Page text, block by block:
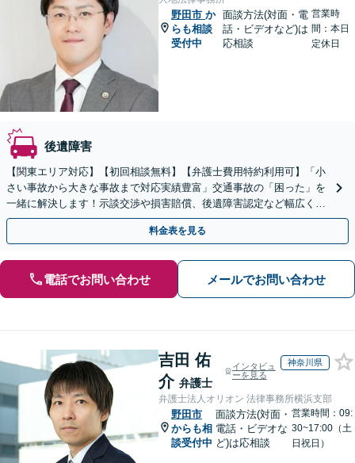
野田市 か
らも相談
受付中
面談方法(対面・電
話・ビデオなど)は
応相談
営業時
間：本日
定休日
後遺障害
【関東エリア対応】【初回相談無料】【弁護士費用特約利用可】「小
さい事故から大きな事故まで対応実績豊富」交通事故の「困った」を
一緒に解決します！示談交渉や損害賠償、後遺障害認定など幅広く
「不安な気持ちに寄り添ったサポート」【休日・夜間相談可】
料金表を見る
電話でお問い合わせ メールでお問い合わせ
吉田 佑
介 弁護士
インタビュ
ーを見る
神奈川県
弁護士法人オリオン 法律事務所横浜支部
野田市
からも相
談受付中
面談方法(対面・
電話・ビデオな
ど)は応相談
営業時間：09:
30~17:00（土
日祝日）